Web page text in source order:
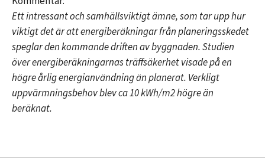
Ett intressant och samhällsviktigt ämne, som tar upp hur
viktigt det är att energiberäkningar från planeringsskedet
speglar den kommande driften av byggnaden. Studien
över energiberäkningarnas träffsäkerhet visade på en
högre årlig energianvändning än planerat. Verkligt
uppvärmningsbehov blev ca 10 kWh/m2 högre än
beräknat.